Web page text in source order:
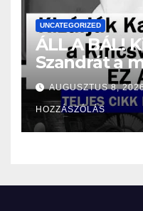
UNCATEGORIZED
ÁLL A BÁL!
Szandrát a
amit tett?! –
AUGUSZTUS 8,
HOZZÁSZÓLÁS